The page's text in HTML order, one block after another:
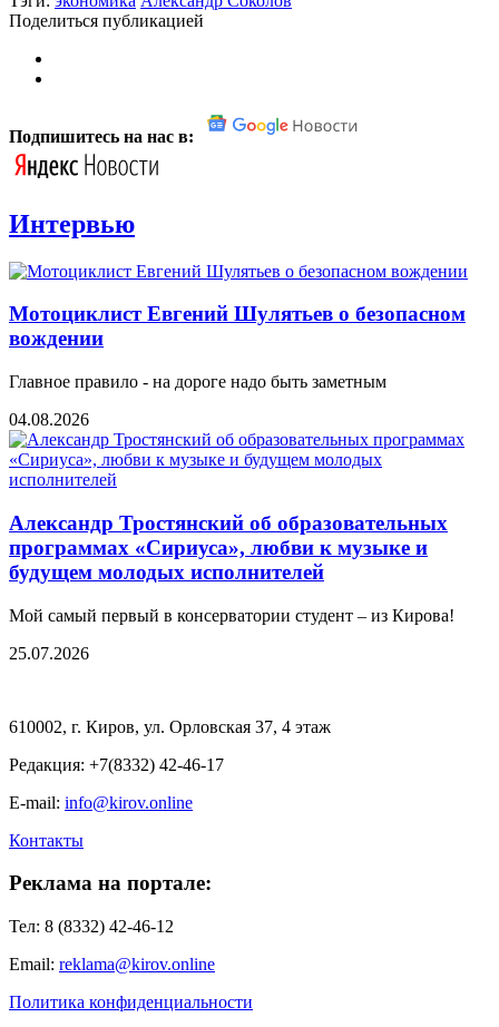
Поделиться публикацией
Подпишитесь на нас в:
Интервью
Мотоциклист Евгений Шулятьев о безопасном
вождении
Главное правило - на дороге надо быть заметным
04.08.2026
Александр Тростянский об образовательных
программах «Сириуса», любви к музыке и
будущем молодых исполнителей
Мой самый первый в консерватории студент – из Кирова!
25.07.2026
610002, г. Киров, ул. Орловская 37, 4 этаж
Редакция: +7(8332) 42-46-17
E-mail: info@kirov.online
Контакты
Реклама на портале:
Тел: 8 (8332) 42-46-12
Email: reklama@kirov.online
Политика конфиденциальности